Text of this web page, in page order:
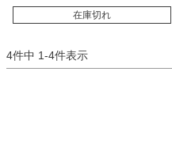
在庫切れ
4件中 1-4件表示